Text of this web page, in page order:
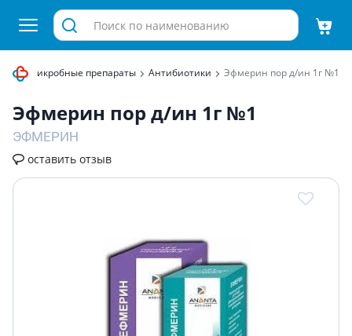
препараты Антибиотики Эфмерин пор д/ин 1г №1
Эфмерин пор д/ин 1г №1
ЭФМЕРИН
оставить отзыв